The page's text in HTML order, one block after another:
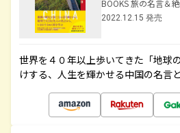
BOOKS 旅の名言＆
2022.12.15 発売
世界を４０年以上歩いてきた「地球
けする、人生を輝かせる中国の名言